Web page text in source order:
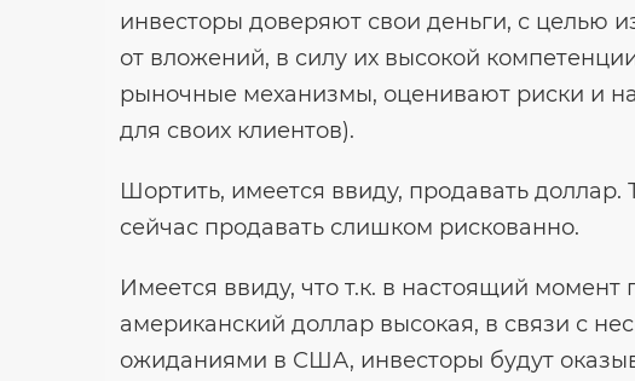
инвесторы доверяют свои деньги, с целью
от вложений, в силу их высокой
рыночные механизмы, оценивают риски и
для своих клиентов).
Шортить, имеется ввиду, продавать доллар.
сейчас продавать слишком рискованно.
Имеется ввиду, что т.к. в настоящий момент
американский доллар высокая, в связи с
ожиданиями в США, инвесторы будут